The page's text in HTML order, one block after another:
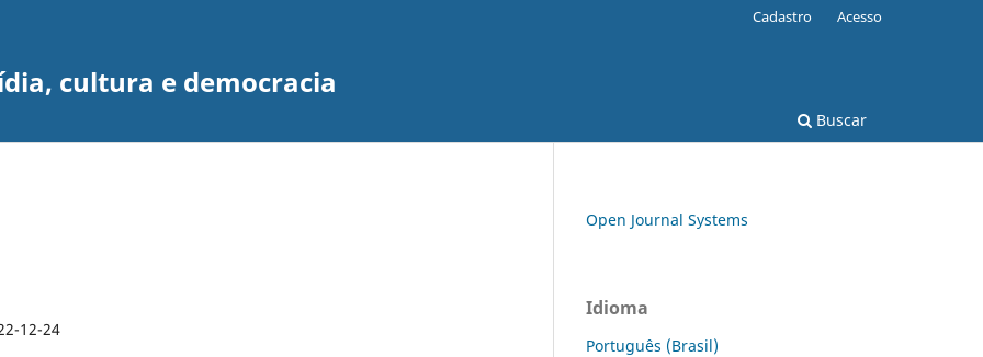
cultura e democracia
Buscar
Cadastro Acesso
12-24
Open Journal Systems
Idioma
Português (Brasil)